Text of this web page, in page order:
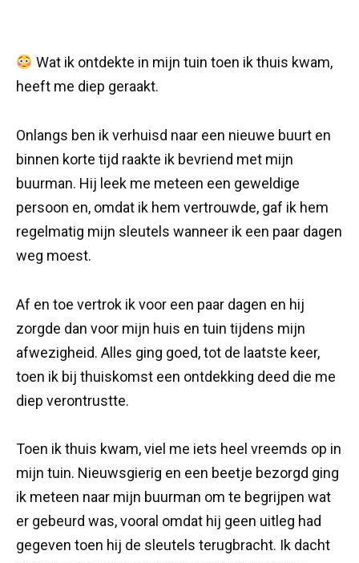
Wat ik ontdekte in mijn tuin toen ik thuis kwam,
heeft me diep geraakt.
Onlangs ben ik verhuisd naar een nieuwe buurt en
binnen korte tijd raakte ik bevriend met mijn
buurman. Hij leek me meteen een geweldige
persoon en, omdat ik hem vertrouwde, gaf ik hem
regelmatig mijn sleutels wanneer ik een paar dagen
weg moest.
Af en toe vertrok ik voor een paar dagen en hij
zorgde dan voor mijn huis en tuin tijdens mijn
afwezigheid. Alles ging goed, tot de laatste keer,
toen ik bij thuiskomst een ontdekking deed die me
diep verontrustte.
Toen ik thuis kwam, viel me iets heel vreemds op in
mijn tuin. Nieuwsgierig en een beetje bezorgd ging
ik meteen naar mijn buurman om te begrijpen wat
er gebeurd was, vooral omdat hij geen uitleg had
gegeven toen hij de sleutels terugbracht. Ik dacht